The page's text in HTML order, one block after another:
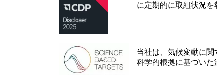
に定期的に取組状況
当社は、気候変動に関
科学的根拠に基づい